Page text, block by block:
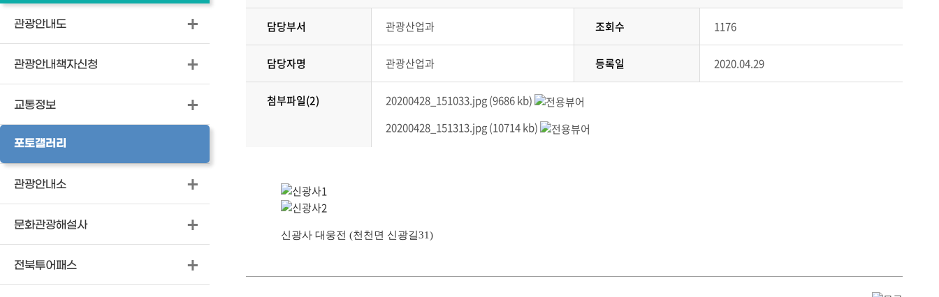
관광안내도
관광안내책자신청
교통정보
포토갤러리
관광안내소
문화관광해설사
전북투어패스
담당부서 관광산업과 조회수 1176
담당자명 관광산업과 등록일 2020.04.29
첨부파일(2)
20200428_151033.jpg (9686 kb)
20200428_151313.jpg (10714 kb)
신광사 대웅전 (천천면 신광길31)